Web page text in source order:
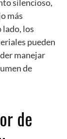
silencioso,
más
lado, los
pueden
manejar
de
de